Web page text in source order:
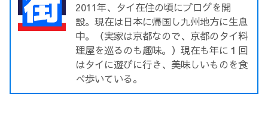
2011年、タイ在住の頃にブログを開
設。現在は日本に帰国し九州地方に生息
中。（実家は京都なので、京都のタイ料
理屋を巡るのも趣味。）現在も年に１回
はタイに遊びに行き、美味しいものを食
べ歩いている。